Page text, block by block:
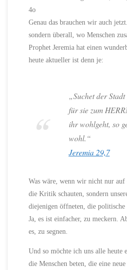
4o
Genau das brauchen wir auch
sondern überall, wo Menschen
Prophet Jeremia hat einen
heute aktueller ist denn je:
„Suchet der
für sie zum
ihr wohlgeht, so
wohl.“
Jeremia 29,7
Was wäre, wenn wir nicht nur auf
die Kritik schauten, sondern
diejenigen öffneten, die politische
Ja, es ist einfacher, zu meckern.
es, zu segnen.
Und so möchte ich uns alle heute
die Menschen beten, die eine